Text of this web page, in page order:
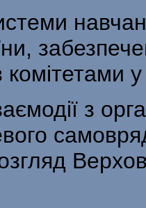
комітетами
з